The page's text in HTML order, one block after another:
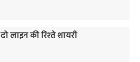
दो लाइन की रिश्ते शायरी